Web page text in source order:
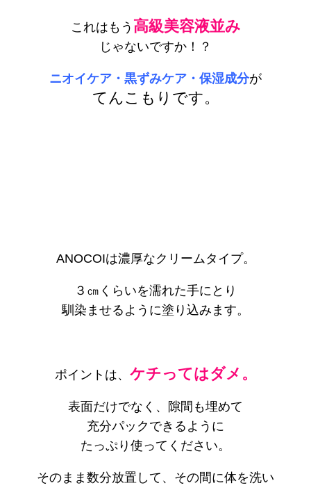
これはもう 高級美容液並み
じゃないですか！？
ニオイケア・黒ずみケア・ 保湿成分が
てんこもりです。
ANOCOIは濃厚なクリームタイプ。
３㎝くらいを濡れた手にとり
馴染ませるように塗り込みます。
ポイントは、 ケチってはダメ。
表面だけでなく、隙間も埋めて
充分パックできるように
たっぷり使ってください。
そのまま数分放置して、その間に体を洗い